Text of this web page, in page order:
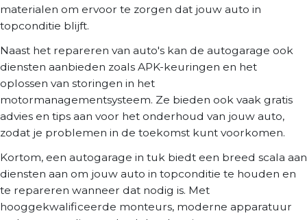
materialen om ervoor te zorgen dat jouw auto in
topconditie blijft.
Naast het repareren van auto's kan de autogarage ook
diensten aanbieden zoals APK-keuringen en het
oplossen van storingen in het
motormanagementsysteem. Ze bieden ook vaak gratis
advies en tips aan voor het onderhoud van jouw auto,
zodat je problemen in de toekomst kunt voorkomen.
Kortom, een autogarage in tuk biedt een breed scala aan
diensten aan om jouw auto in topconditie te houden en
te repareren wanneer dat nodig is. Met
hooggekwalificeerde monteurs, moderne apparatuur